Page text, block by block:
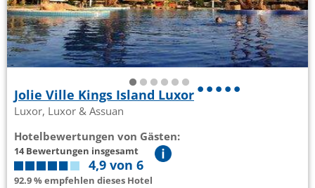
Jolie Ville Kings Island Luxor
Luxor, Luxor & Assuan
Hotelbewertungen von Gästen:
14 Bewertungen insgesamt
4,9 von 6
92.9 % empfehlen dieses Hotel